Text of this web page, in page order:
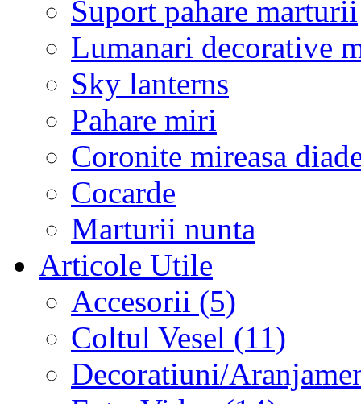
Suport pahare marturii
Lumanari decorative
Sky lanterns
Pahare miri
Coronite mireasa
Cocarde
Marturii nunta
Articole Utile
Accesorii (5)
Coltul Vesel (11)
Decoratiuni/